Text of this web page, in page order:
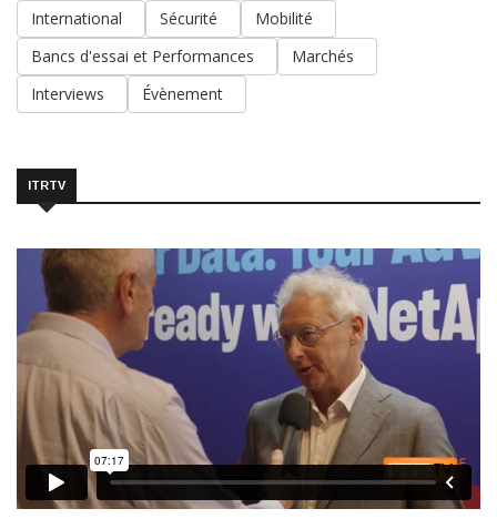
International Sécurité
Mobilité
Bancs d'essai et Performances
Marchés
Interviews
Évènement
ITRTV